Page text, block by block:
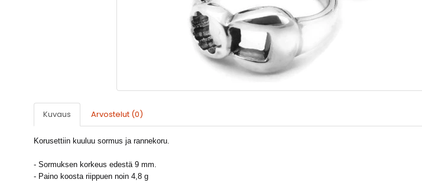
Kuvaus Arvostelut (0)
Korusettiin kuuluu sormus ja rannekoru.
- Sormuksen korkeus edestä 9 mm.
- Paino koosta riippuen noin 4,8 g